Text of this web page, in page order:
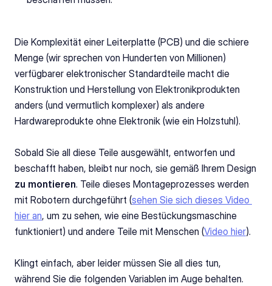
Die Komplexität einer Leiterplatte (PCB) und die schiere
Menge (wir sprechen von Hunderten von Millionen)
verfügbarer elektronischer Standardteile macht die
Konstruktion und Herstellung von Elektronikprodukten
anders (und vermutlich komplexer) als andere
Hardwareprodukte ohne Elektronik (wie ein Holzstuhl).
Sobald Sie all diese Teile ausgewählt, entworfen und
zu montieren. Teile dieses Montageprozesses werden
mit Robotern durchgeführt (sehen Sie sich dieses Video
hier an, um zu sehen, wie eine Bestückungsmaschine
funktioniert) und andere Teile mit Menschen (Video hier).
Klingt einfach, aber leider müssen Sie all dies tun,
während Sie die folgenden Variablen im Auge behalten.